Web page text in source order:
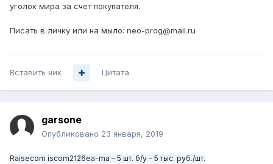
уголок мира за счет покупателя.
Писать в личку или на мыло: neo-prog@mail.ru
Вставить ник Цитата
garsone
Опубликовано 23 января, 2019
Raisecom iscom2126ea-ma – 5 шт. б/у - 5 тыс. руб./шт.